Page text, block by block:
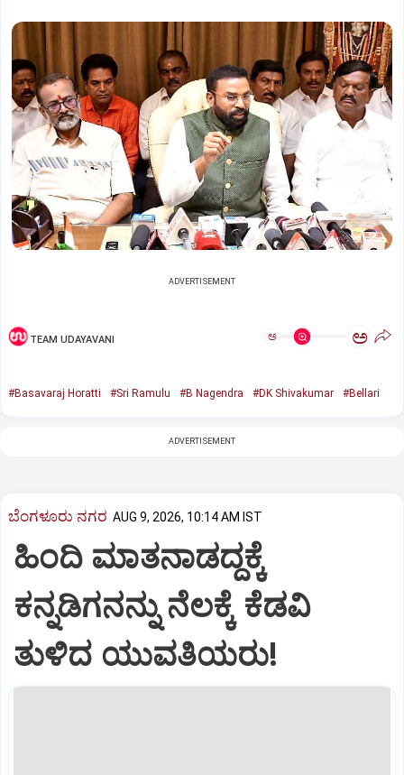
ADVERTISEMENT
TEAM UDAYAVANI ಅ ಅ
#Basavaraj Horatti #Sri Ramulu #B Nagendra #DK Shivakumar #Bellari
ADVERTISEMENT
ಬೆಂಗಳೂರು ನಗರ AUG 9, 2026, 10:14 AM IST
ಹಿಂದಿ ಮಾತನಾಡದ್ದಕ್ಕೆ
ಕನ್ನಡಿಗನನ್ನು ನೆಲಕ್ಕೆ ಕೆಡವಿ
ತುಳಿದ ಯುವತಿಯರು!